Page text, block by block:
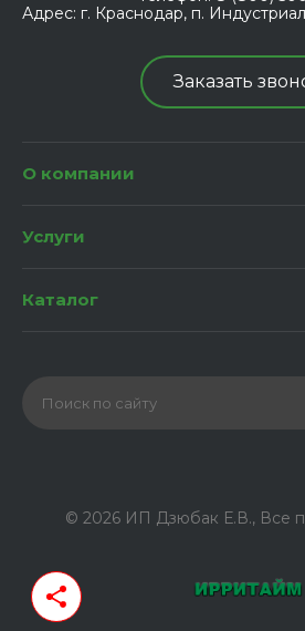
Адрес: г. Краснодар, п.
Заказать
О компании
Услуги
Каталог
© 2026 ИП Дзюбак Е.В., Все